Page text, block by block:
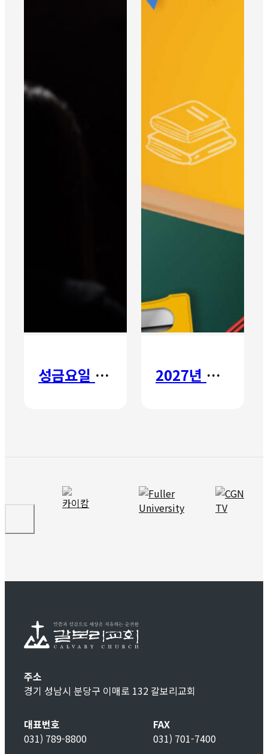
성금요일 칸타타 2027년 갈보리 어학원 유치부 신입생 모집
주소
경기 성남시 분당구 이매로 132 갈보리교회
대표번호
031) 789-8800
FAX
031) 701-7400